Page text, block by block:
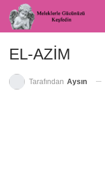
EL-AZİM
Tarafından Aysın